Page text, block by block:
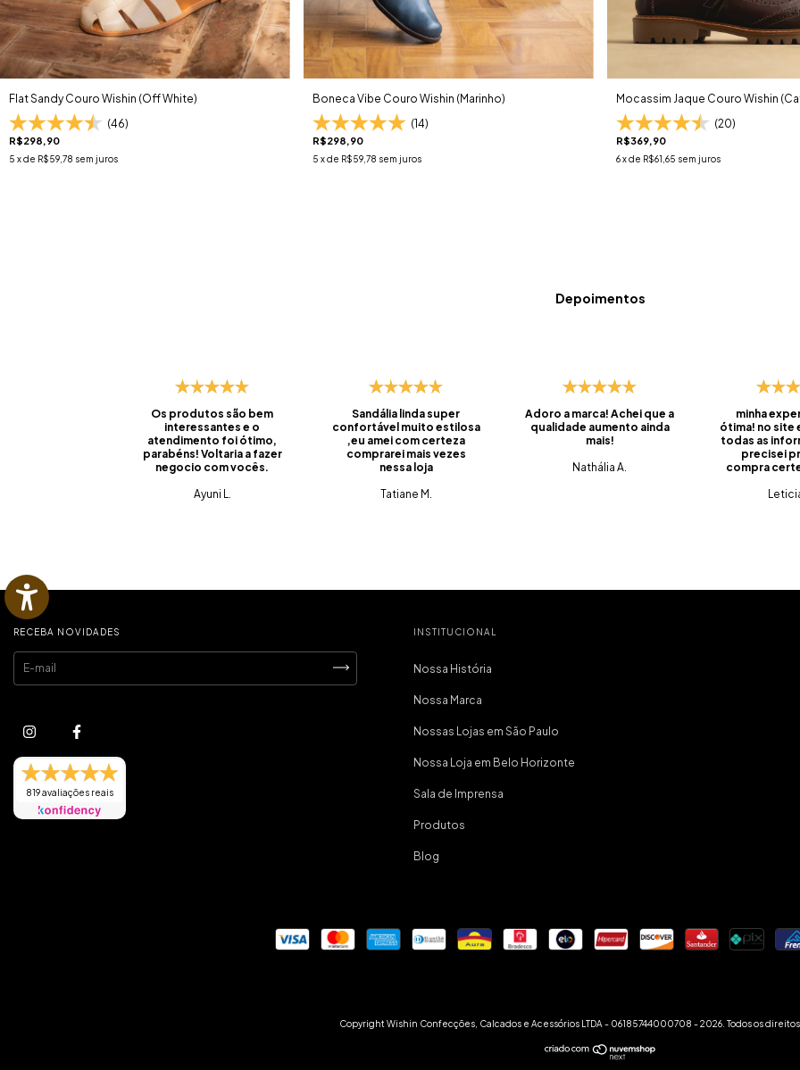
Flat Sandy Couro Wishin (Off White)
(46)
R$298,90
5 x de R$59,78 sem juros
Boneca Vibe Couro Wishin (Marinho)
(14)
R$298,90
5 x de R$59,78 sem juros
Mocassim Jaque Couro Wishin
(20)
R$369,90
6 x de R$61,65 sem juros
Depoimentos
Os produtos são bem
interessantes e o
atendimento foi ótimo,
parabéns! Voltaria a fazer
negocio com vocês.
Ayuni L.
Sandália linda super
confortável muito estilosa
,eu amei com certeza
comprarei mais vezes
nessa loja
Tatiane M.
Adoro a marca! Achei que a
qualidade aumento ainda
mais!
Nathália A.
minha
ótima! no site
todas as
precisei
compra
do prazo,
tudo muito
compra e
RECEBA NOVIDADES
819 avaliações reais
INSTITUCIONAL
Nossa História
Nossa Marca
Nossas Lojas em São Paulo
Nossa Loja em Belo Horizonte
Sala de Imprensa
Produtos
Blog
Copyright Wishin Confecções, Calcados e Acessórios LTDA - 06185744000708 - 2026. Todos os